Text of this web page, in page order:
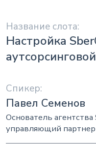
Настройка
Павел Семенов
Основатель
управляющий